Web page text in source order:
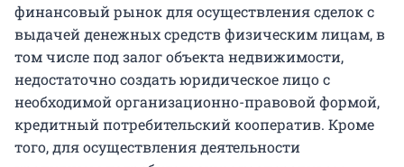
финансовый рынок для осуществления сделок с
выдачей денежных средств физическим лицам, в
том числе под залог объекта недвижимости,
недостаточно создать юридическое лицо с
необходимой организационно-правовой формой,
кредитный потребительский кооператив. Кроме
того, для осуществления деятельности